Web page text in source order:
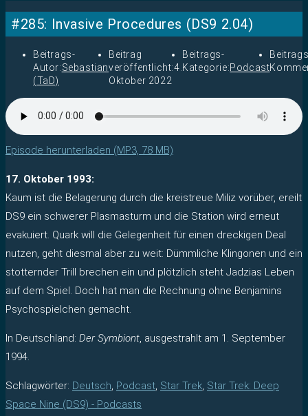
#285: Invasive Procedures (DS9 2.04)
Beitrags-
Autor:Sebastian
(TaD)
Beitrag
veröffentlicht:4.
Oktober 2022
Beitrags-
Kategorie:Podcast
Episode herunterladen (MP3, 78 MB)
17. Oktober 1993:
Kaum ist die Belagerung durch die kreistreue Miliz vorüber, ereilt
DS9 ein schwerer Plasmasturm und die Station wird erneut
evakuiert. Quark will die Gelegenheit für einen dreckigen Deal
nutzen, geht diesmal aber zu weit: Dümmliche Klingonen und ein
stotternder Trill brechen ein und plötzlich steht Jadzias Leben
auf dem Spiel. Doch hat man die Rechnung ohne Benjamins
Psychospielchen gemacht.
In Deutschland: Der Symbiont, ausgestrahlt am 1. September
1994.
Schlagwörter: Deutsch, Podcast, Star Trek, Star Trek: Deep
Space Nine (DS9) - Podcasts